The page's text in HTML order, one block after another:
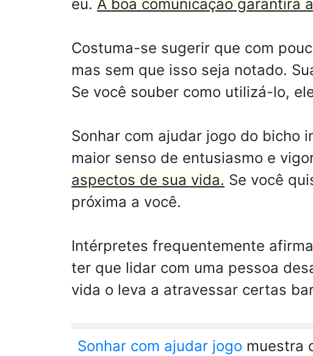
eu. A boa comunicação garantirá
Costuma-se sugerir que com
mas sem que isso seja notado.
Se você souber como utilizá-lo,
Sonhar com ajudar jogo do bicho
maior senso de entusiasmo e
aspectos de sua vida. Se você
próxima a você.
Intérpretes frequentemente
ter que lidar com uma pessoa
vida o leva a atravessar certas
Sonhar com ajudar jogo muestra